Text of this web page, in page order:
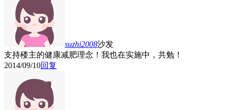
suzhi2008沙发
支持楼主的健康减肥理念！我也在实施中，共勉！
2014/09/10回复